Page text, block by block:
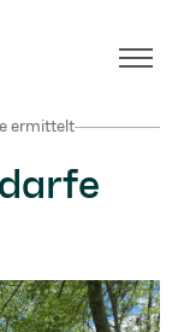
ermittelt